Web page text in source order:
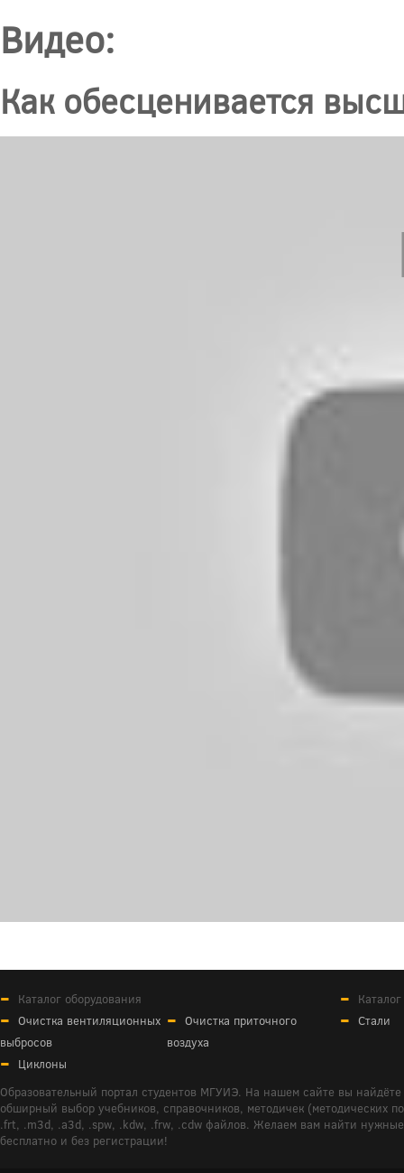
Видео:
Как обесценивается
Каталог оборудования
Очистка вентиляционных
выбросов
Очистка приточного
воздуха
Циклоны
Стали
Образовательный портал студентов МГУИЭ. На нашем сайте вы
обширный выбор учебников, справочников, методичек (методических
.frt, .m3d, .a3d, .spw, .kdw, .frw, .cdw файлов. Желаем вам найти
бесплатно и без регистрации!